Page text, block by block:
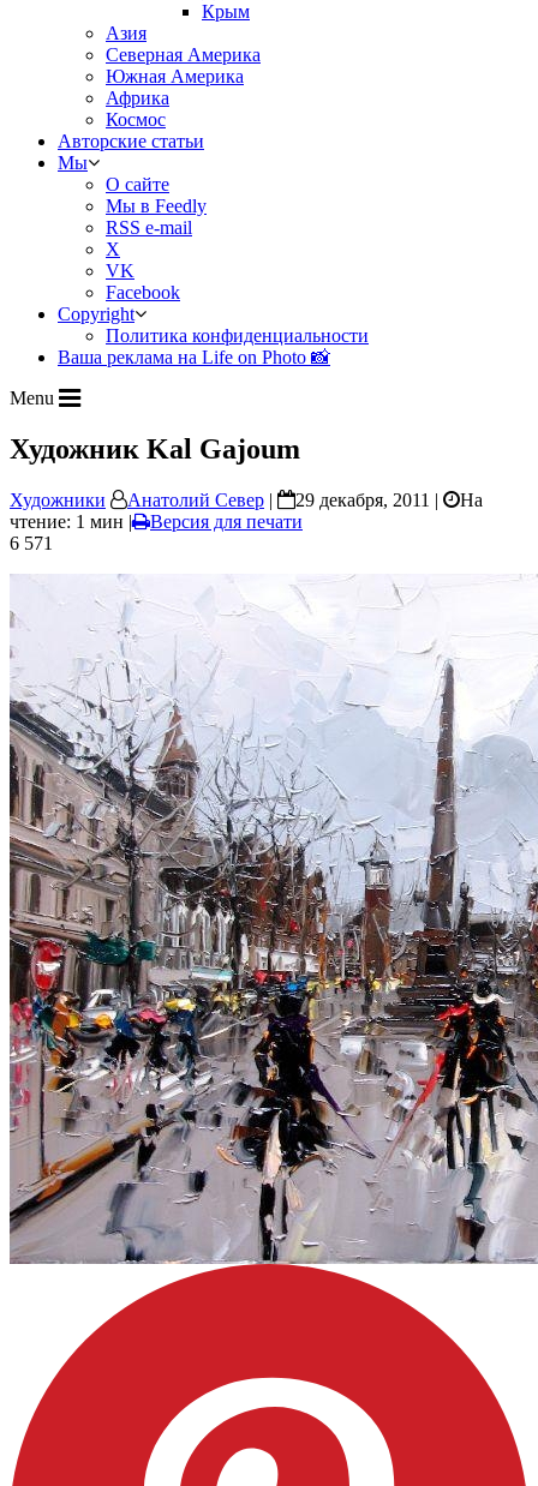
Крым
Азия
Северная Америка
Южная Америка
Африка
Космос
Авторские статьи
Мы
О сайте
Мы в Feedly
RSS e-mail
X
VK
Facebook
Copyright
Политика конфиденциальности
Ваша реклама на Life on Photo 📸
Menu
Художник Kal Gajoum
Художники Анатолий Север | 29 декабря, 2011 |
На
чтение: 1 мин |
Версия для печати
6 571